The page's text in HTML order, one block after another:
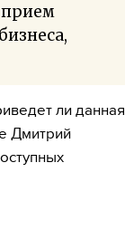
прием
ли данная
Дмитрий